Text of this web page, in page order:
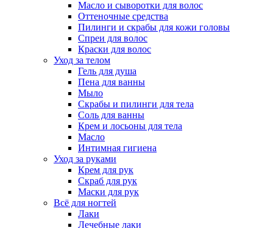
Масло и сыворотки для волос
Оттеночные средства
Пилинги и скрабы для кожи головы
Спреи для волос
Краски для волос
Уход за телом
Гель для душа
Пена для ванны
Мыло
Скрабы и пилинги для тела
Соль для ванны
Крем и лосьоны для тела
Масло
Интимная гигиена
Уход за руками
Крем для рук
Скраб для рук
Маски для рук
Всё для ногтей
Лаки
Лечебные лаки